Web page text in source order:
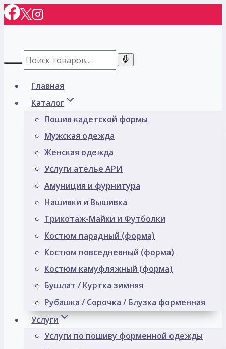
Перейти
к
Главная
Каталог
Пошив кадетской формы
Мужская одежда
Женская одежда
Услуги ателье АРИ
Амуниция и фурнитура
Нашивки и Вышивка
Трикотаж-Майки и Футболки
Костюм парадный (форма)
Костюм повседневный (форма)
Костюм камуфляжный (форма)
Бушлат / Куртка зимняя
Рубашка / Сорочка / Блузка форменная
Услуги
Услуги по пошиву форменной одежды